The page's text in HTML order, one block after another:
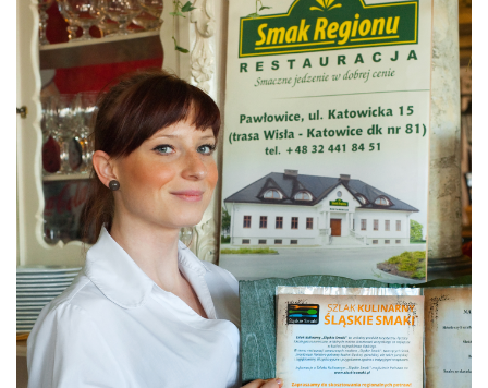
12 Restauracja U Przewoźnika
Restauracja Dwór Bismarcka
14 Restauracja Charlotta (Pałac Baranowice)
Restauracja Cysterska
16 Restauracja Brovar 16
Restauracja Kapias
18 Restauracja Zacisze
19 Karczma Wiejska
20 Restauracja Smak Regionu
21 Karczma Rogata